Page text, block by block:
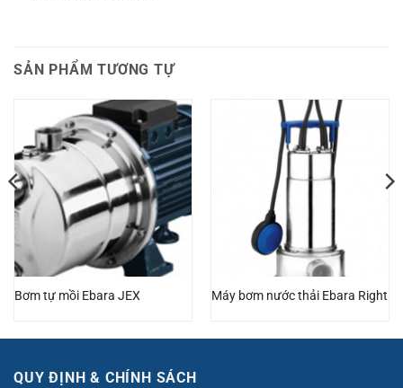
SẢN PHẨM TƯƠNG TỰ
Bơm tự mồi Ebara JEX Máy bơm nước thải Ebara Right
QUY ĐỊNH & CHÍNH SÁCH